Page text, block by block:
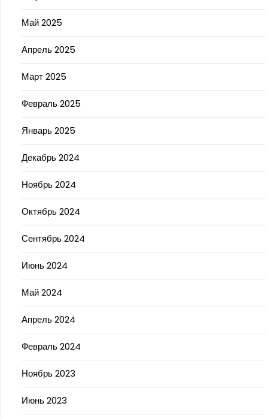
Май 2025
Апрель 2025
Март 2025
Февраль 2025
Январь 2025
Декабрь 2024
Ноябрь 2024
Октябрь 2024
Сентябрь 2024
Июнь 2024
Май 2024
Апрель 2024
Февраль 2024
Ноябрь 2023
Июнь 2023